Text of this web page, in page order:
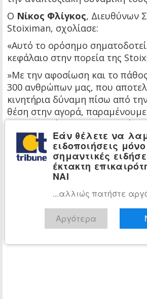
Ο Νίκος Φλίγκος, Διευθύνων
Stoiximan, σχολίασε:
«Αυτό το ορόσημο
κεφάλαιο στην πορεία της
»Με την αφοσίωση και το
300 ανθρώπων μας, που
κινητήρια δύναμη πίσω από
θέση στην αγορά,
προσηλωμένοι στην παροχή
εμπειριών στους πελάτες μας,
ταυτόχρονα το μέλλον του
Ελλάδα και Κύπρο».
Εάν θέλετε να
ειδοποιήσεις
σημαντικές
έκτακτη
ΝΑΙ
...αλλιώς πατήστε
Αργότερα